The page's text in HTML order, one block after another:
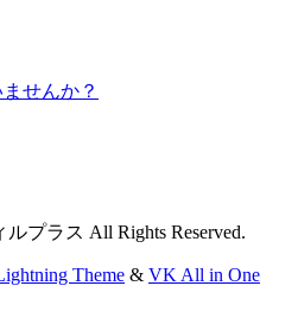
せんか？
プラス All Rights Reserved.
Theme & VK All in One